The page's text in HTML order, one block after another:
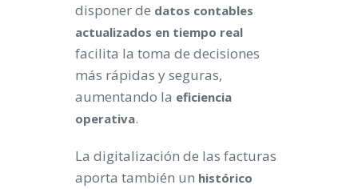
disponer de datos contables
actualizados en tiempo real
facilita la toma de decisiones
más rápidas y seguras,
aumentando la eficiencia
operativa.
La digitalización de las facturas
aporta también un histórico